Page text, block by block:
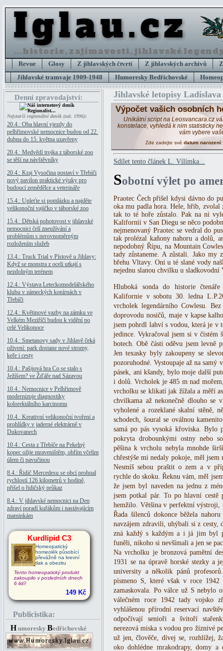
Revue Glosy Z jihlavských čtvrtí Z jihlavských archivů
Jihlavské tramvaje 1909-1948
Humoresky Bedřichovské
Denní zpravodajství:
Nejstarší regionální deník (zal. 1996):
20.4.: Oba hlavní vjezdy do
pelhřimovské nemocnice budou od 22.
dubna do 15. května uzavřeny
20.4.: Medvědí trojka z táborské zoo
se těší na návštěvníky
20.4.: Kraj Vysočina postaví v Třebíči
nový pavilon praktické výuky pro
budoucí zemědělce a veterináře
15.4.: Upleťte si pomlázku a najděte
velikonoční vajíčko v táborské zoo
15.4.: Dětská pohotovost v jihlavské
nemocnici čelí zneužívání a
problémům s nerovnoměrným
rozložením služeb
13.4.: Truck Trial v Pístově u Jihlavy:
Když se monstra z oceli utkají s
nezdolným terénem
12.4.: Výstava Leteckomodelářského
klubu v zámeckých konírnách v
Třebíči
12.4.: Květinové vazby na zámku ve
Velkém Meziříčí budou k vidění po
celé Velikonoce
10.4.: Smetanovy sady v Jihlavě čeká
oživení: park dostane nové stromy,
keře i cesty
10.4.: Pašijová hra Co se stalo s
Ježíšem? ve Žďáře nad Sázavou
10.4.: Nemocnice v Pelhřimově
modernizuje diagnostiky
kolorektálního karcinomu
10.4.: Kreativní velikonoční tvoření a
prohlídky v jaderné elektrárně v
Dukovanech
10.4.: Cesta z Třebíče na Pekelný
kopec ožije mraveništěm, obřím včelím
úlem či pavučinou
8.4.: Řidič Mercedesu se obcí prohnal
rychlostí 126 kilometrů v hodině,
přišel o řidičský průkaz
8.4.: V jihlavské nemocnici na Den
zdraví poradí kuřákům i nastávajícím
maminkám
Kurdlipid C3
Homeopatický
homeolék působící
převážně na krevní
tlak a obezitu
Tento homeopatický produkt
zakoupilo v posledních dnech
6 lidí!
149 Kč
Publicistika:
H umoresky Bedřichovské
Jihlavské letopisy
Výpočet vašich osobních
Unikátní script na Leosvancara.cz
konstelace, vyhledá k nim statisticky
vám vybere
Zde zadejte své datum narození
Sdílet tento článek L. Vílímka...
Sobotní výlet po
Praotec Čech přišel kdysi dávno do
oka mu padla hora. Hele, hřib,
tak to té hoře zůstalo. Pak na ni
Kalifornii v San Diegu se něco
nejmenovaný Praotec se vedral do
tak prolézal kaňony nahoru a dolů,
nepodobný Řípu, na Mountain
tady zůstaneme. A zůstali. Jako my
břehu Vltavy. Oni u té slané vody
nejednu slanou chvilku u sladkovodní
Hluboká sonda do historie
Kalifornie v sobotu 30. ledna
vrcholek legendárního Cowlesu.
doprovodu nosičů, maje v kapse
jsem pohrdl lahví s vodou, která je v
jedince. Vykračoval jsem si v čistém
botech. Obě části oděvu jsem levně
Jen texasky byly zakoupeny se
pozoruhodné. Vystoupaje až na
pásek, ani kšandy, bylo moje další
i dolů. Vrcholek je 485 m nad
vrcholku se klikatí jak žížala a měří
chvilkama až nekonečně dlouho se
vyholené a rozeklané skalní stěně,
schodech, šoural se oválnou
samá po pás vysoká křoviska. Bylo
pokryta drobounkými ostny nebo
pěšina k vrcholu nebyla mnohde
chřestýše mi nedaly pokoje, měl
Nesmíš sebou praštit o zem a v
rychle do skoku. Řeknu vám, měl
že jsem byl naveden na jednu z
jsem potkal pár. To po hlavní
hemžilo. Většina v perfektní výstroji,
Řada šílenců dokonce běžela
navzájem zdravili, uhýbali si z cesty,
zná každý s každým a i já jim byl
funěli, nikoho si nevšímali a jen se
Na vrcholku je bronzová pamětní
1931 se na úpravě horské stezky a
university a několik pánů
písmeno S, které však v roce 1942
zamaskovala. Po válce už S nebylo
válečném roce 1942 tady vojsko
vyhlášenou přírodní reservací
odpočívají senioři a švitoří
nerezová miska s vodou pro žíznivé
už jen, člověče, dívej se, rozhlížej,
oko dohlédne mrakodrapy, domy a